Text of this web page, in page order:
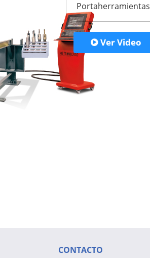
Portaherramientas
Ver Video
CONTACTO